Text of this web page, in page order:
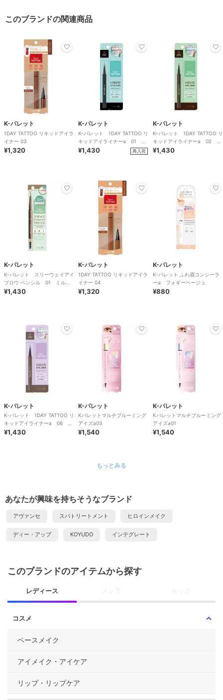
このブランドの関連商品
K-パレット
1DAY TATTOO リキッドアイラ
イナー 03
¥1,320
K-パレット
K-パレット 1DAY TATTOO リ
キッドアイライナーa 01 ナ
イトブラック
¥1,430 再入荷
K-パレット
K-パレット 1DAY TATTOO リ
キッドアイライナーa 02 ダ
ークブラウン
¥1,430
K-パレット
K-パレット スリーウェイアイ
ブロウ ペンシル 01 ミルク
ティブラウン
¥1,430
K-パレット
1DAY TATTOO リキッドアイラ
イナー 04
¥1,320
K-パレット
K-パレット ふわ眉コンシーラ
ーa フォギーベージュ
¥880
K-パレット
K-パレット 1DAY TATTOO リ
キッドアイライナーa 06 ア
ッシュグレージュ
¥1,430
K-パレット
Kパレットマルチブルーミング
アイズa03
¥1,540
K-パレット
Kパレットマルチブルーミング
アイズa01
¥1,540
もっとみる
あなたが興味を持ちそうなブランド
アヴァンセ スパトリートメント ヒロインメイク
ディー・アップ KOYUDO インテグレート
このブランドのアイテムから探す
レディース メンズ キッズ
コスメ
ベースメイク
アイメイク・アイケア
リップ・リップケア